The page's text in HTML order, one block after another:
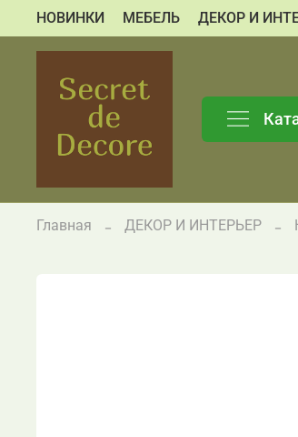
НОВИНКИ МЕБЕЛЬ ДЕКОР И
Главная ДЕКОР И ИНТЕРЬЕР